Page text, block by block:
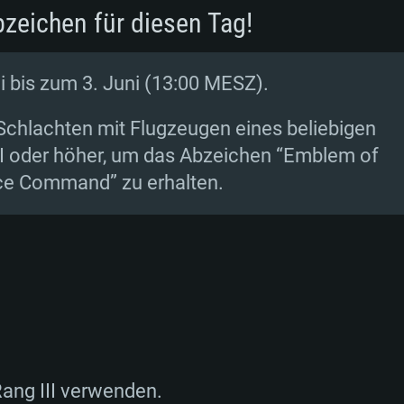
Für MAC
Empfohlen
Betriebssystem:
Empfohlen
Betriebssystem:
Empfohlen
Betriebssystem:
für diesen Tag!
bis zum 3. Juni (13:00 MESZ).
mit Flugzeugen eines beliebigen
oder höher, um das Abzeichen “Emblem of
Command” zu erhalten.
III verwenden.